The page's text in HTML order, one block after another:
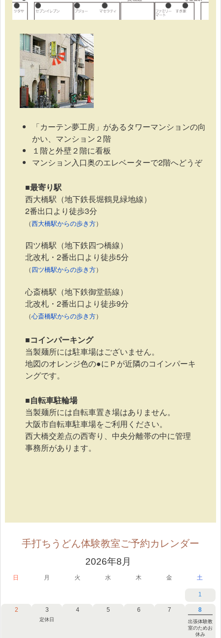
「カーテン夢工房」があるタワーマンションの向
かい、マンション２階
１階と外壁２階に看板
マンション入口奥のエレベーターで2階へどうぞ
■最寄り駅
西大橋駅（地下鉄長堀鶴見緑地線）
2番出口より徒歩3分
（西大橋駅からの歩き方）
四ツ橋駅（地下鉄四つ橋線）
北改札・2番出口より徒歩5分
（四ツ橋駅からの歩き方）
心斎橋駅（地下鉄御堂筋線）
北改札・2番出口より徒歩9分
（心斎橋駅からの歩き方）
■コインパーキング
当製麺所には駐車場はございません。
地図のオレンジ色の●にＰが近隣のコインパーキ
ングです。
■自転車駐輪場
当製麺所には自転車置き場はありません。
大阪市自転車駐車場をご利用ください。
西大橋交差点の西寄り、中央分離帯の中に管理
事務所があります。
手打ちうどん体験教室ご予約カレンダー
2026年8月
日 月 火 水 木 金 土
1
2 3
定休日
4 5 6 7 8
出張体験教
室のためお
休み